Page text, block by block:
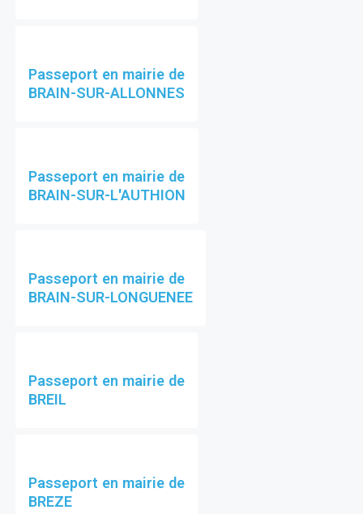
Passeport en mairie de
BRAIN-SUR-ALLONNES
Passeport en mairie de
BRAIN-SUR-L'AUTHION
Passeport en mairie de
BRAIN-SUR-LONGUENEE
Passeport en mairie de
BREIL
Passeport en mairie de
BREZE